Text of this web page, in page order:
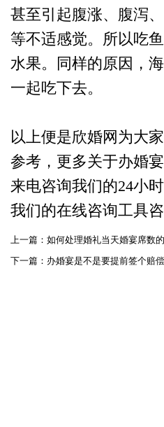
甚至引起腹涨、腹泻
等不适感觉。所以吃
水果。同样的原因，
一起吃下去。
以上便是欣婚网为大
参考，更多关于办婚
来电咨询我们的24小
我们的在线咨询工具
上一篇：如何处理婚礼当天婚宴席数
下一篇：办婚宴是不是要提前签个赔